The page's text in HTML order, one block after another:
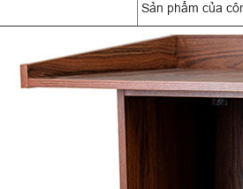
Sản phẩm của